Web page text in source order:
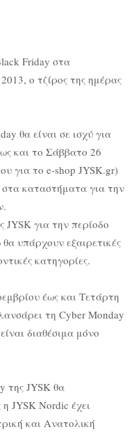
Friday στα
ο τζίρος της ημέρας
θα είναι σε ισχύ για
και το Σάββατο 26
για το e-shop JYSK.gr)
καταστήματα για την
JYSK για την περίοδο
υπάρχουν εξαιρετικές
κατηγορίες.
έως και Τετάρτη
τη Cyber Monday
διαθέσιμα μόνο
της JYSK θα
JYSK Nordic έχει
και Ανατολική